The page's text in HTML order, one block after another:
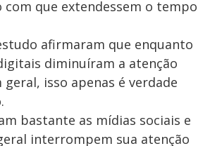
que extendessem o tempo
afirmaram que enquanto
diminuíram a atenção
geral, isso apenas é verdade
bastante as mídias sociais e
interrompem sua atenção